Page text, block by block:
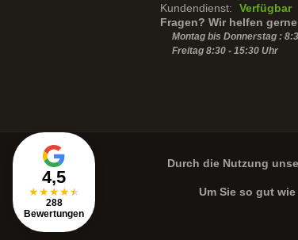
4,5
★★★★★
288
Bewertungen
Kundendienst:
Verfügbar
Fragen? Wir helfen gerne
Montag bis Donnerstag :
Freitag 8:30 - 15:30 Uhr
Durch die Nutzung
Um Sie so gut